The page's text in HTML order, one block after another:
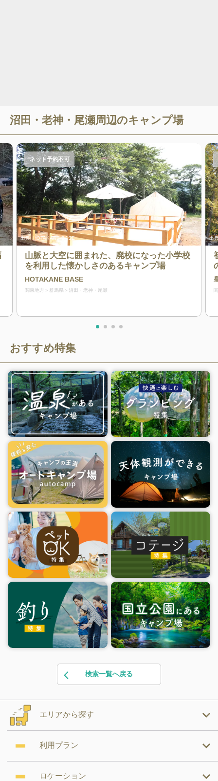
沼田・老神・尾瀬周辺のキャンプ場
出典:HOTAKANE BASE
ネット予約不可
山脈と大空に囲まれた、廃校になった小学校
を利用した懐かしさのあるキャンプ場
HOTAKANE BASE
関東地方 群馬県 沼田・老神・尾瀬
出
おすすめ特集
検索一覧へ戻る
エリアから探す
利用プラン
ロケーション